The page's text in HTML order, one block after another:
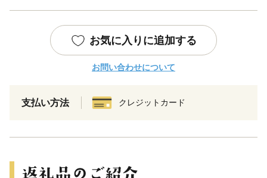
お気に入りに追加する
お問い合わせについて
支払い方法 クレジットカード